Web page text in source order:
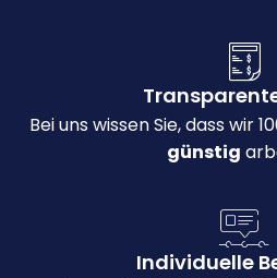
Bei uns wissen Sie, dass wir
günstig
Individuelle